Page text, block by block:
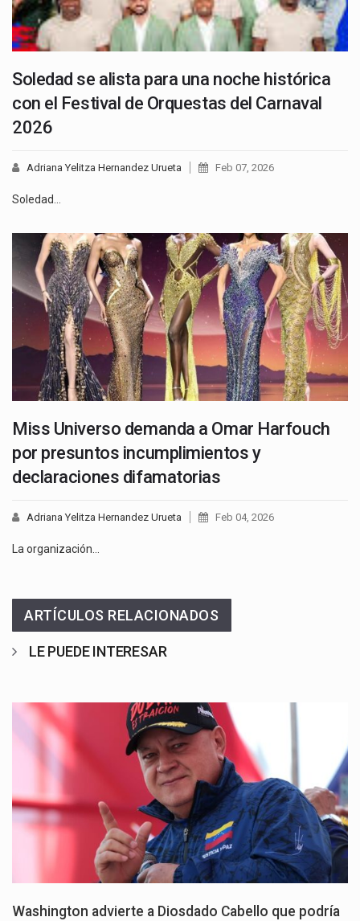
Soledad se alista para una noche histórica
con el Festival de Orquestas del Carnaval
2026
Adriana Yelitza Hernandez Urueta Feb 07, 2026
Soledad…
Miss Universo demanda a Omar Harfouch
por presuntos incumplimientos y
declaraciones difamatorias
Adriana Yelitza Hernandez Urueta Feb 04, 2026
La organización…
ARTÍCULOS RELACIONADOS
LE PUEDE INTERESAR
Washington advierte a Diosdado Cabello que podría